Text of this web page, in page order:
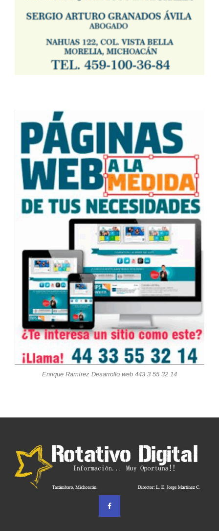
Enrique Ramírez Desarrollo web 443 3 55 32 14